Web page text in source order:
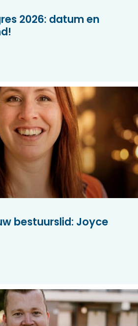
2026: datum en
bestuurslid: Joyce